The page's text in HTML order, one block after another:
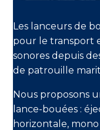
Les lanceurs de
pour le transport
sonores depuis
de patrouille
Nous proposons
lance-bouées :
horizontale,